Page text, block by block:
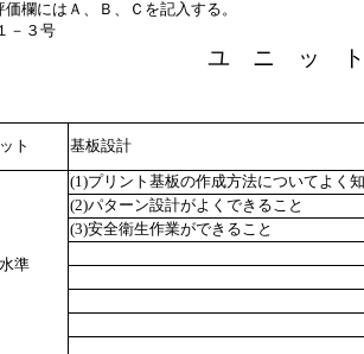
欄にはＡ、Ｂ、Ｃを記入する。
－３号
ユ ニ ッ
ト 基板設計
準
(1)プリント基板の作成方法についてよく
(2)パターン設計がよくできること
(3)安全衛生作業ができること